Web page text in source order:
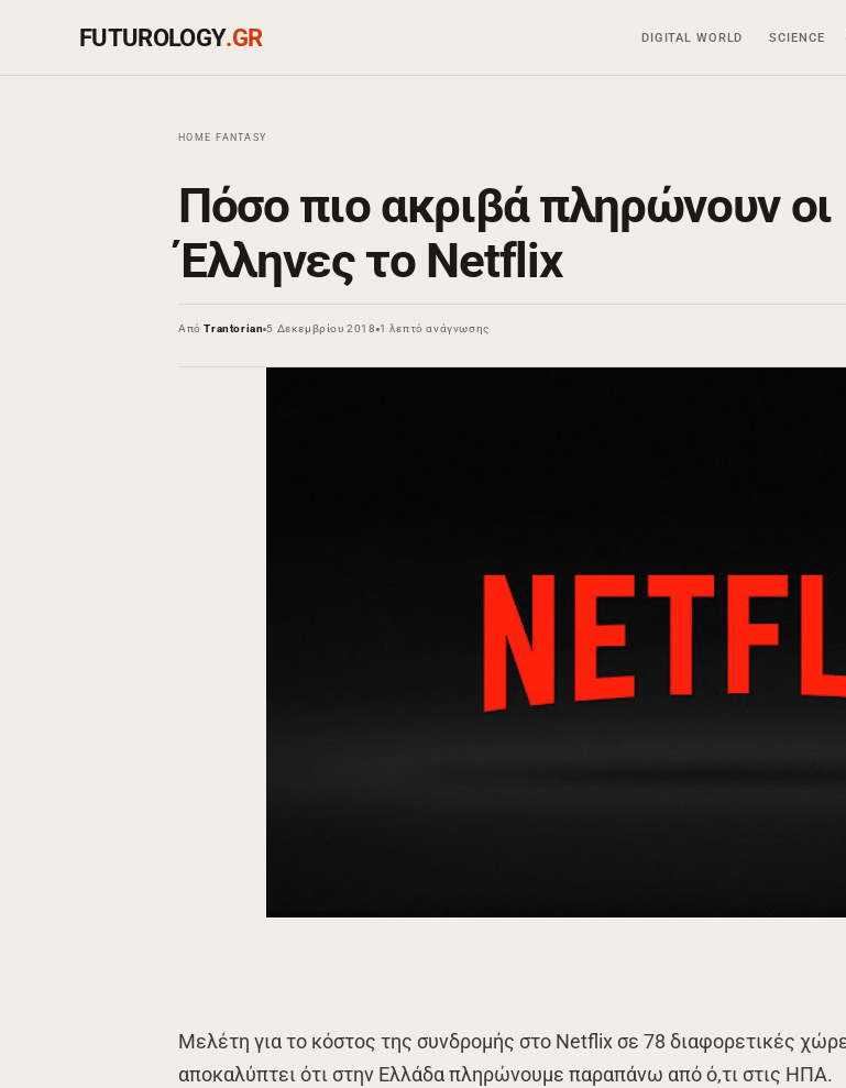
FUTUROLOGY.GR DIGITAL WORLD SCIENCE
HOME FANTASY
Πόσο πιο ακριβά πληρώνουν οι
Έλληνες το Netflix
ΑπόTrantorian 5 Δεκεμβρίου 2018 1 λεπτό ανάγνωσης
Μελέτη για το κόστος της συνδρομής στο Netflix σε 78 διαφορετικές
αποκαλύπτει ότι στην Ελλάδα πληρώνουμε παραπάνω από ό,τι στις ΗΠΑ.